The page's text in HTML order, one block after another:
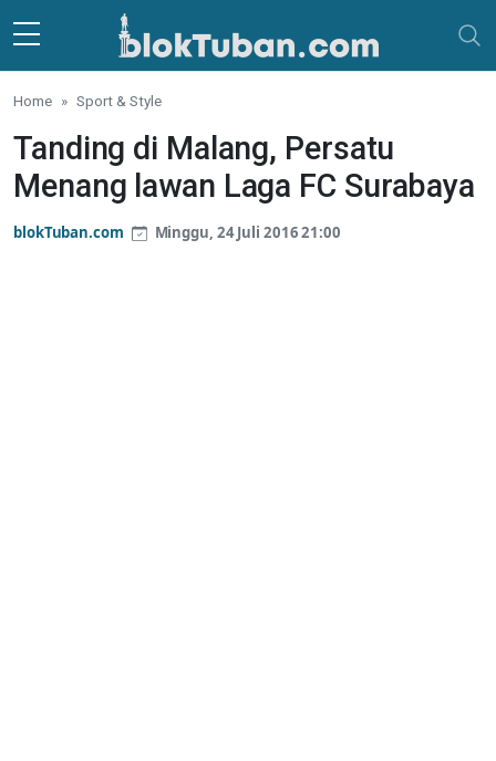
Skip to main content
Home Sport & Style
Tanding di Malang, Persatu
Menang lawan Laga FC Surabaya
blokTuban.com Minggu, 24 Juli 2016 21:00